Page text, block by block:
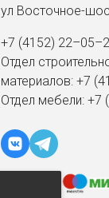
ул Восточное-
+7 (4152)
Отдел
материалов: +7
Отдел мебели: +7